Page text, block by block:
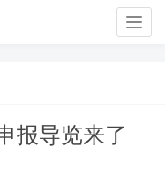
报导览来了